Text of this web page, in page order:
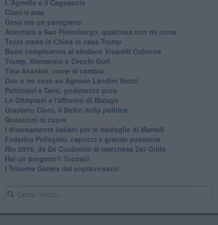
L'Agnello e il Cagnaccio
Cioni ti ama
​Gesù era un partigiano
Attentato a San Pietroburgo, qualcosa non mi torna
Tazze made in China in casa Trump
Buon compleanno al sindaco Vivarelli Colonna
Trump, Alemanno e Cecchi Gori
Tina Anselmi, come si cambia
Due o tre cose su Agnese Landini Renzi
Paltrinieri e Detti, godimento puro
Le Olimpiadi e l'affronto di Malagò
Graziano Cioni, il Belèn della politica
Questioni di cuore
I diversamente italiani per le medaglie di Mameli
Federica Pellegrini, capricci e grande passione
RIo 2016, da De Coubertin al marchese Del Grillo
​Hai un progetto? Toccati!
​I Trisome Games dei sopravvissuti